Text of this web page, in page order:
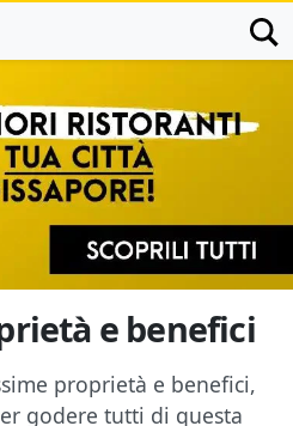
e benefici
proprietà e benefici,
godere tutti di questa